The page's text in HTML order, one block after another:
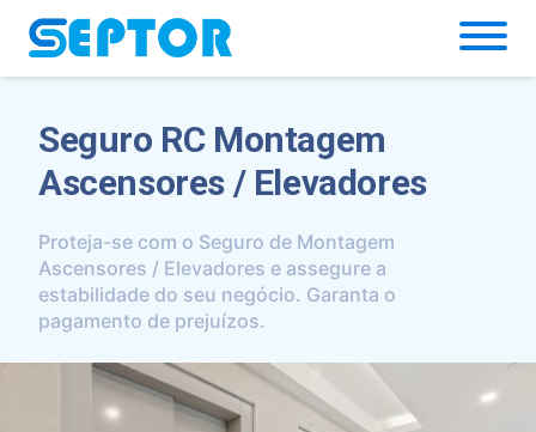
Simulador
Seguro RC Montagem
Ascensores / Elevadores
Proteja-se com o Seguro de Montagem
Ascensores / Elevadores e assegure a
estabilidade do seu negócio. Garanta o
pagamento de prejuízos.